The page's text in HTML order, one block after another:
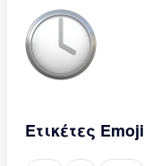
Ετικέτες Emoji